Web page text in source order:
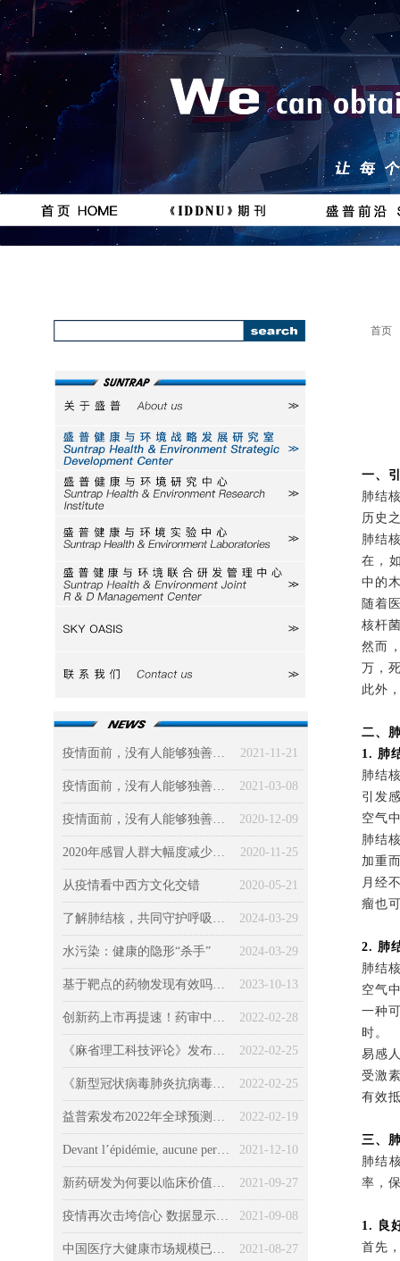
按钮
#
按钮
一、
肺结
历史
肺结
在，
中的
随着
核杆
然而
万，
此外
二、
1. 肺
肺结
引发
空气
肺结
加重
月经
瘤也
2. 肺
肺结
空气
一种
时。
易感
受激
有效
三、
肺结
率，
1. 良
首先
关于盛普
研究室
研究中心
实验中心
研发中心
联系我们
首页
2021-11-21
疫情面前，没有人能够独善其身（三）社会篇：被政治、经济、道德三驾马车“绑架”的新冠病毒
2021-03-08
疫情面前，没有人能够独善其身（二）环境篇
2020-12-09
疫情面前，没有人能够独善其身（一）健康篇
2020-11-25
2020年感冒人群大幅度减少，不感冒意味着身体变好？
2020-05-21
从疫情看中西方文化交错
2024-03-29
了解肺结核，共同守护呼吸健康
2024-03-29
水污染：健康的隐形“杀手”
2023-10-13
基于靶点的药物发现有效吗？所有药物的发现和“非靶向”机制
2022-02-28
创新药上市再提速！药审中心发布最新《加快创新药上市申请审评工作程序（试行）》征求意见稿
2022-02-25
《麻省理工科技评论》发布2022年全球十大突破性技术
2022-02-25
《新型冠状病毒肺炎抗病毒新药临床试验技术指导原则（试行）》发布
2022-02-19
益普索发布2022年全球预测：新冠、环境、经济、社会、技术……
2021-12-10
Devant l’épidémie, aucune personne ne pouvait pas être épargnée (Chapitre 3 : la société) : Le COVID-19 « kidnappé » par la politique, l’économie et la morale
2021-09-27
新药研发为何要以临床价值为导向？药监局首次权威解读
2021-09-08
疫情再次击垮信心 数据显示全球经济复苏依然寸步难行
2021-08-27
中国医疗大健康市场规模已达13万亿元，院外健康管理成未来投资热点
111111